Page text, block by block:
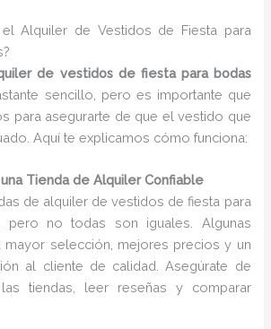
el Alquiler de Vestidos de Fiesta para
de vestidos de fiesta para bodas
sencillo, pero es importante que
para asegurarte de que el vestido que
Aquí te explicamos cómo funciona:
Tienda de Alquiler Confiable
de alquiler de vestidos de fiesta para
pero no todas son iguales. Algunas
mayor selección, mejores precios y un
al cliente de calidad. Asegúrate de
tiendas, leer reseñas y comparar